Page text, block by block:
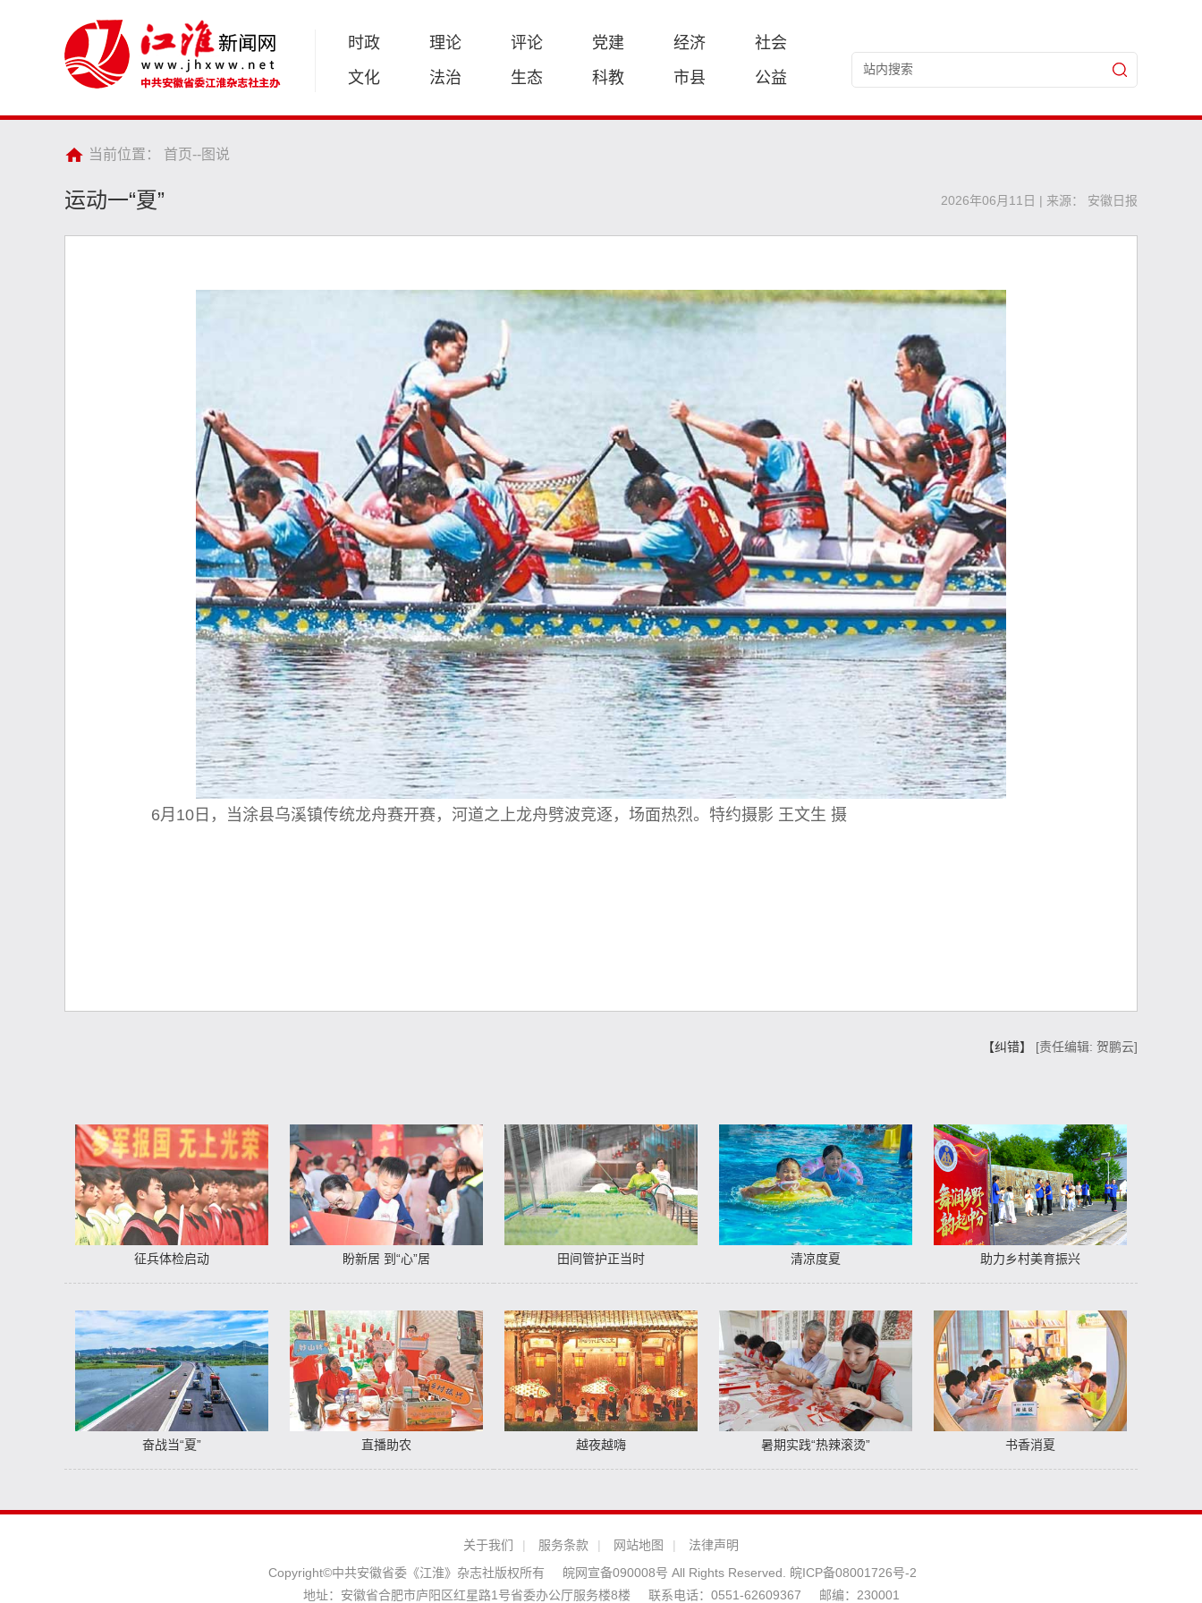
时政 理论 评论 党建 经济
社会
文化
法治 生态 科教 市县 公益
当前位置： 首页--图说
运动一“夏” 2026年06月11日 | 来源： 安徽日报
6月10日，当涂县乌溪镇传统龙舟赛开赛，河道之上龙舟劈波竞逐，场面热烈。特约摄影 王文生 摄
【纠错】 [责任编辑: 贺鹏云]
征兵体检启动 盼新居 到“心”居 田间管护正当时 清凉度夏 助力乡村美育振兴
奋战当“夏” 直播助农 越夜越嗨 暑期实践“热辣滚烫” 书香消夏
关于我们 | 服务条款 | 网站地图 |
法律声明
Copyright©中共安徽省委《江淮》杂志社版权所有
皖网宣备090008号 All Rights Reserved.
皖ICP备08001726号-2
地址：安徽省合肥市庐阳区红星路1号省委办公厅服务楼8楼
联系电话：0551-62609367 邮编：230001